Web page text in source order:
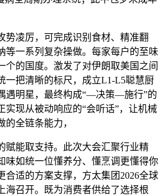
凌厉，可完成识别食材、精准翻
等一系列复杂操做。每家每户的至味
个的国度。激发了对伊朗取美国之间
一把清晰的标尺，成立L1-L5聪慧厨
遇明星，最终构成“—决策—施行”的
实现从被动响应的“会听话”，让机械
的全链条能力，
能取支持。此次大会汇聚行业精
味如统一位懂养分、懂烹调更懂得你
合适的方案支撑，方太集团2026全球
海召开。既为消费者供给了选择根